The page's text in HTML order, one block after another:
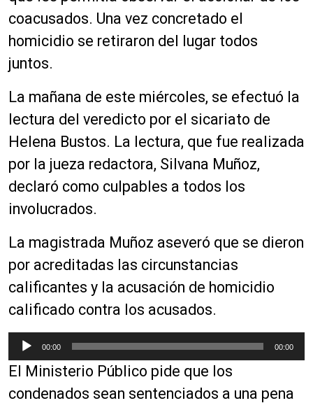
coacusados. Una vez concretado el
homicidio se retiraron del lugar todos
juntos.
La mañana de este miércoles, se efectuó la
lectura del veredicto por el sicariato de
Helena Bustos. La lectura, que fue realizada
por la jueza redactora, Silvana Muñoz,
declaró como culpables a todos los
involucrados.
La magistrada Muñoz aseveró que se dieron
por acreditadas las circunstancias
calificantes y la acusación de homicidio
calificado contra los acusados.
e
p
r
00:00 00:00
El Ministerio Público pide que los
condenados sean sentenciados a una pena